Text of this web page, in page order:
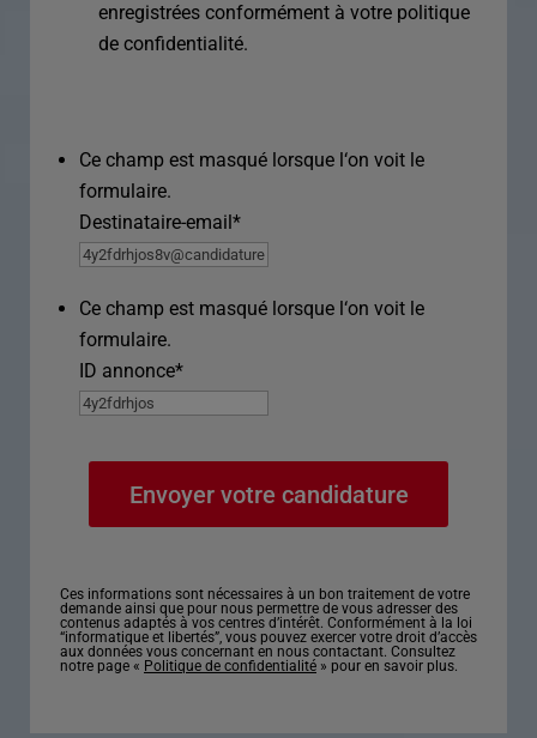
enregistrées conformément à votre politique
de confidentialité.
Ce champ est masqué lorsque l‘on voit le
formulaire.
Destinataire-email*
Ce champ est masqué lorsque l‘on voit le
formulaire.
ID annonce*
Ces informations sont nécessaires à un bon traitement de votre
demande ainsi que pour nous permettre de vous adresser des
contenus adaptés à vos centres d’intérêt. Conformément à la loi
“informatique et libertés”, vous pouvez exercer votre droit d’accès
aux données vous concernant en nous contactant. Consultez
notre page « Politique de confidentialité » pour en savoir plus.